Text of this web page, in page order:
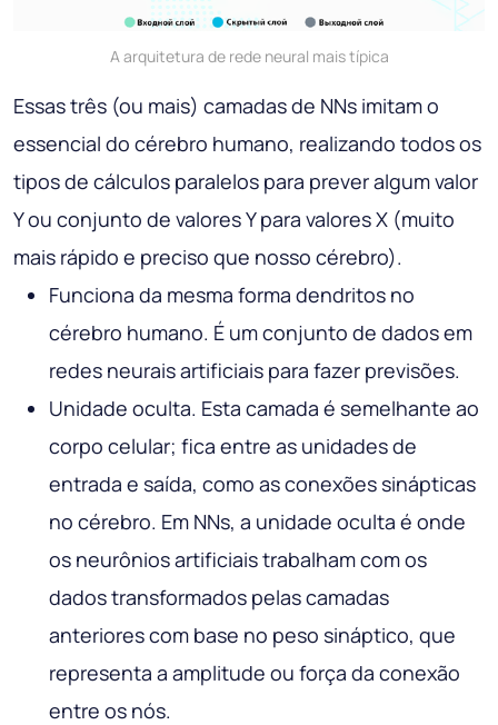
A arquitetura de rede neural mais típica
Essas três (ou mais) camadas de NNs imitam o
essencial do cérebro humano, realizando todos os
tipos de cálculos paralelos para prever algum valor
Y ou conjunto de valores Y para valores X (muito
mais rápido e preciso que nosso cérebro).
Funciona da mesma forma dendritos no
cérebro humano. É um conjunto de dados em
redes neurais artificiais para fazer previsões.
Unidade oculta. Esta camada é semelhante ao
corpo celular; fica entre as unidades de
entrada e saída, como as conexões sinápticas
no cérebro. Em NNs, a unidade oculta é onde
os neurônios artificiais trabalham com os
dados transformados pelas camadas
anteriores com base no peso sináptico, que
representa a amplitude ou força da conexão
entre os nós.